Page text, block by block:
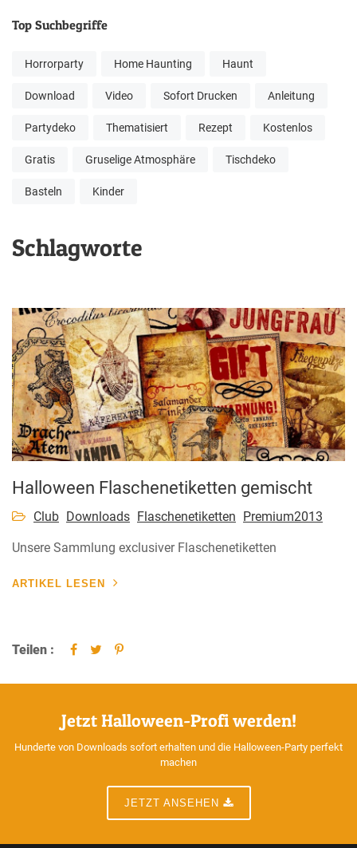
Top Suchbegriffe
Horrorparty Home Haunting Haunt
Download Video Sofort Drucken Anleitung
Partydeko Thematisiert Rezept Kostenlos
Gratis Gruselige Atmosphäre Tischdeko
Basteln Kinder
Schlagworte
Halloween Flaschenetiketten gemischt
Club Downloads Flaschenetiketten Premium2013
Unsere Sammlung exclusiver Flaschenetiketten
ARTIKEL LESEN
Teilen :
Jetzt Halloween-Profi werden!
Hunderte von Downloads sofort erhalten und die Halloween-Party perfekt
machen
JETZT ANSEHEN